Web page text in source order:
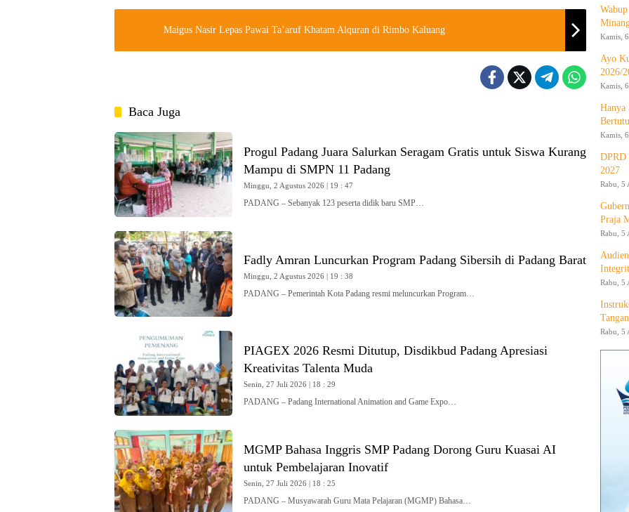
Maigus Nasir Lepas Pawai Ta’aruf Khatam Alquran di Rimbo Kaluang
Baca Juga
Progul Padang Juara Salurkan Seragam Gratis untuk Siswa Kurang
Mampu di SMPN 11 Padang
Minggu, 2 Agustus 2026 | 19 : 47
PADANG – Sebanyak 123 peserta didik baru SMP…
Fadly Amran Luncurkan Program Padang Sibersih di Padang Barat
Minggu, 2 Agustus 2026 | 19 : 38
PADANG – Pemerintah Kota Padang resmi meluncurkan Program…
PIAGEX 2026 Resmi Ditutup, Disdikbud Padang Apresiasi
Kreativitas Talenta Muda
Senin, 27 Juli 2026 | 18 : 29
PADANG – Padang International Animation and Game Expo…
MGMP Bahasa Inggris SMP Padang Dorong Guru Kuasai AI
untuk Pembelajaran Inovatif
Senin, 27 Juli 2026 | 18 : 25
PADANG – Musyawarah Guru Mata Pelajaran (MGMP) Bahasa…
Kamis,
Ayo
2026/
Kamis,
Hanya
Kamis,
DPRD
2027
Rabu, 5
Praja
Rabu, 5
Rabu, 5
Rabu, 5